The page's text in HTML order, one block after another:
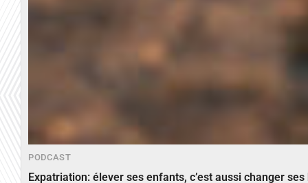
PODCAST
Expatriation: élever ses enfants, c’est aussi changer